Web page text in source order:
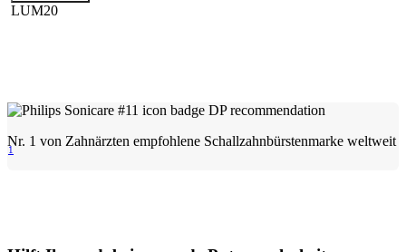
LUM20
Nr. 1 von Zahnärzten empfohlene Schallzahnbürstenmarke weltweit
1